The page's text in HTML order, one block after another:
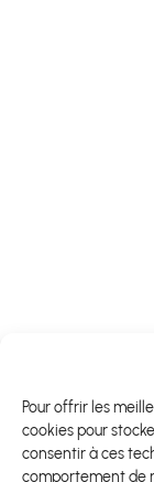
Pour offrir les
cookies pour
consentir à ces
comportement de